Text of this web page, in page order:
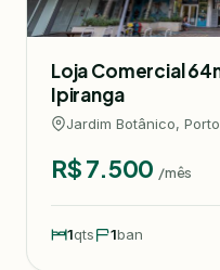
Loja Comercial
Ipiranga
Jardim Botânico,
R$ 7.500 /mês
1qts 1ban